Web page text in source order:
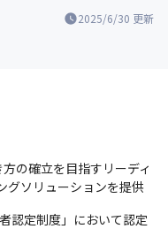
2025/6/30 更新
の確立を目指すリーディ
グソリューションを提供
認定制度」において認定